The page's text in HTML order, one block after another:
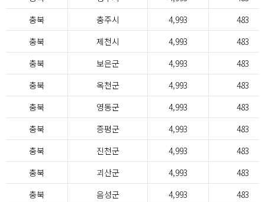
충북
충주시 4,993
483
충북
제천시 4,993
483
충북
보은군 4,993
483
충북
옥천군 4,993
483
충북
영동군 4,993
483
충북
증평군 4,993
483
충북
진천군 4,993
483
충북
괴산군 4,993
483
충북
음성군 4,993
483